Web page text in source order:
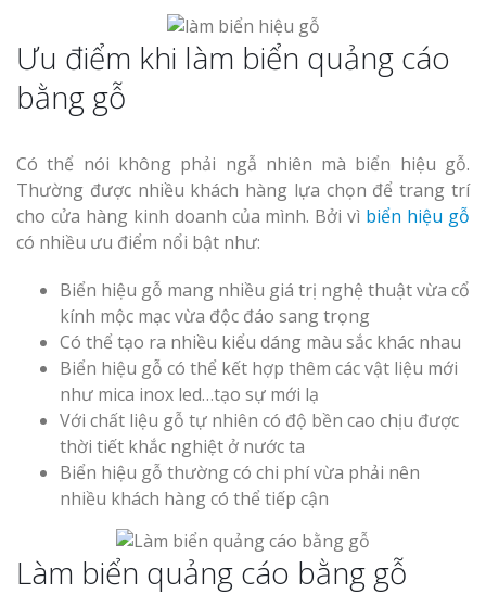
Ưu điểm khi làm biển quảng cáo
bằng gỗ
Có thể nói không phải ngẫ nhiên mà biển hiệu gỗ.
Thường được nhiều khách hàng lựa chọn để trang trí
cho cửa hàng kinh doanh của mình. Bởi vì biển hiệu gỗ
có nhiều ưu điểm nổi bật như:
Biển hiệu gỗ mang nhiều giá trị nghệ thuật vừa cổ
kính mộc mạc vừa độc đáo sang trọng
Có thể tạo ra nhiều kiểu dáng màu sắc khác nhau
Biển hiệu gỗ có thể kết hợp thêm các vật liệu mới
như mica inox led…tạo sự mới lạ
Với chất liệu gỗ tự nhiên có độ bền cao chịu được
thời tiết khắc nghiệt ở nước ta
Biển hiệu gỗ thường có chi phí vừa phải nên
nhiều khách hàng có thể tiếp cận
Làm biển quảng cáo bằng gỗ